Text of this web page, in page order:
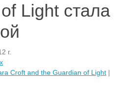
Light стала
г.
Croft and the Guardian of Light |